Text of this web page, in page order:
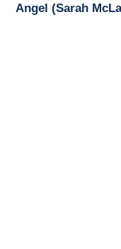
Angel (Sarah